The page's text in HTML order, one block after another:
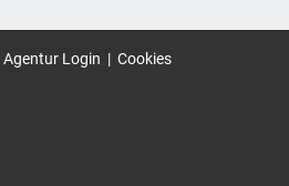
Agentur Login | Cookies